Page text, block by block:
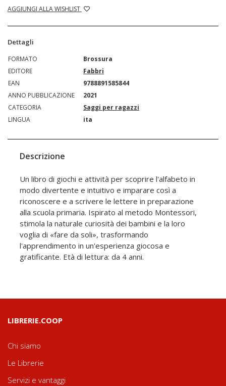
AGGIUNGI ALLA WISHLIST
Dettagli
FORMATO
Brossura
EDITORE
Fabbri
EAN
9788891585844
ANNO PUBBLICAZIONE
2021
CATEGORIA
Saggi per ragazzi
LINGUA
ita
Descrizione
Un libro di giochi e attività per scoprire l'alfabeto in
modo divertente e intuitivo e imparare così a
riconoscere e a scrivere le lettere in preparazione
alla scuola primaria. Ispirato al metodo Montessori,
stimola la naturale curiosità dei bambini e la loro
voglia di «fare da soli», trasformando
l'apprendimento in un'esperienza giocosa e
gratificante. Età di lettura: da 4 anni.
LIBRERIE.COOP
Chi siamo
Le Librerie
Servizi e vantaggi